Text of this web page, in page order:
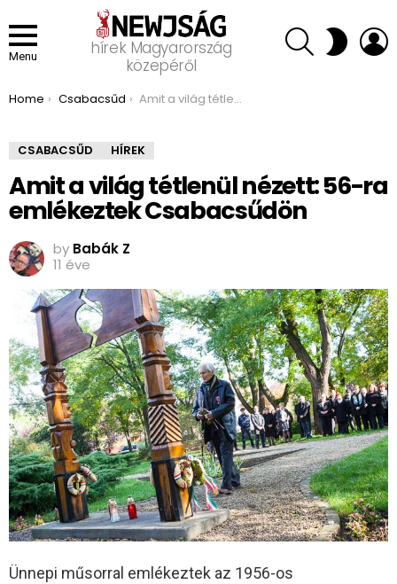
Menu
hírek Magyarország
közepéről
SEARCH SWITCH
SKIN
You are here:
Home Csabacsűd Amit a világ tétlenül nézett: 56-ra emlékeztek Csabacsűdön
CSABACSŰD HÍREK
Amit a világ tétlenül nézett: 56-ra
emlékeztek Csabacsűdön
by Babák Z
11 éve
Ünnepi műsorral emlékeztek az 1956-os